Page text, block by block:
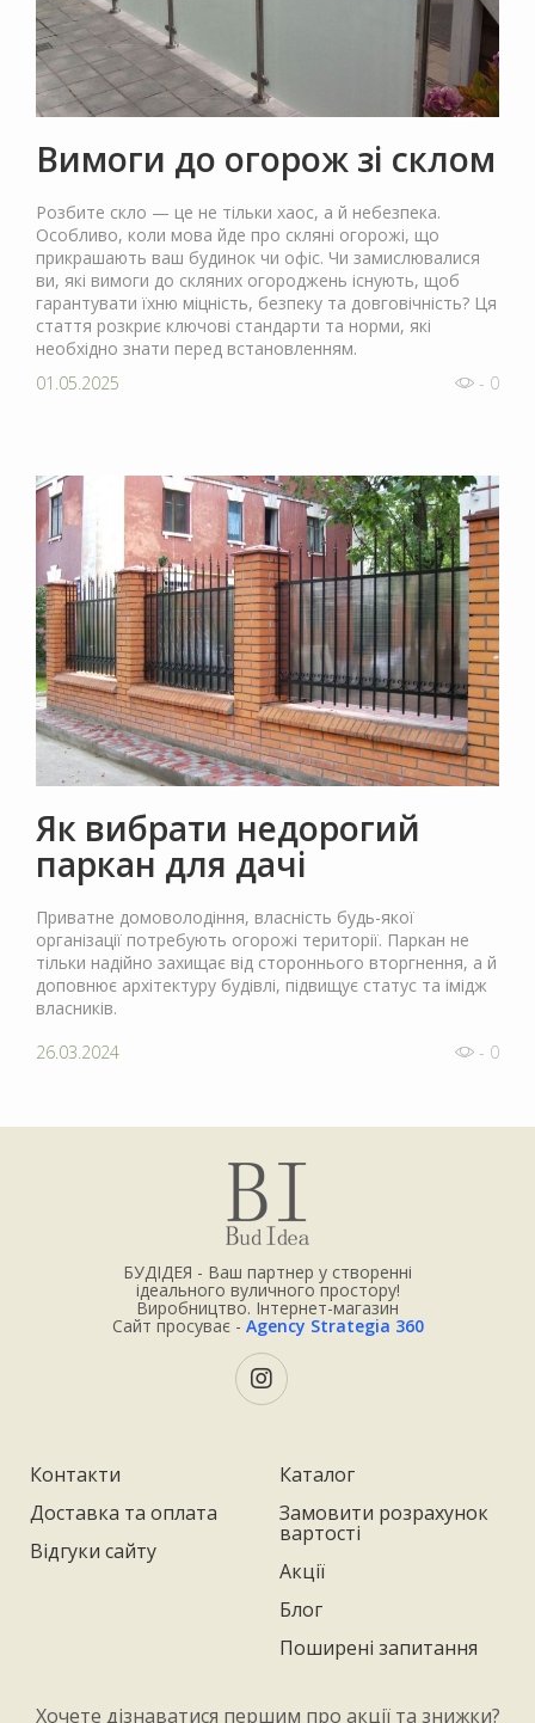
Вимоги до огорож зі склом
Розбите скло — це не тільки хаос, а й небезпека.
Особливо, коли мова йде про скляні огорожі, що
прикрашають ваш будинок чи офіс. Чи замислювалися
ви, які вимоги до скляних огороджень існують, щоб
гарантувати їхню міцність, безпеку та довговічність? Ця
стаття розкриє ключові стандарти та норми, які
необхідно знати перед встановленням.
01.05.2025
- 0
Як вибрати недорогий
паркан для дачі
Приватне домоволодіння, власність будь-якої
організації потребують огорожі території. Паркан не
тільки надійно захищає від стороннього вторгнення, а й
доповнює архітектуру будівлі, підвищує статус та імідж
власників.
26.03.2024
- 0
БУДІДЕЯ - Ваш партнер у створенні
ідеального вуличного простору!
Виробництво. Інтернет-магазин
Сайт просуває - Agency Strategia 360
Контакти
Доставка та оплата
Відгуки сайту
Каталог
Замовити розрахунок
вартості
Акції
Блог
Поширені запитання
Хочете дізнаватися першим про акції та знижки?